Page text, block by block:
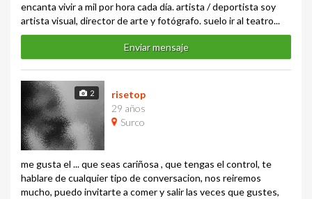
encanta vivir a mil por hora cada día. artista / deportista soy
artista visual, director de arte y fotógrafo. suelo ir al teatro...
Enviar mensaje
2
risetop
29 años
Surco
me gusta el ... que seas cariñosa , que tengas el control, te
hablare de cualquier tipo de conversacion, nos reiremos
mucho, puedo invitarte a comer y salir las veces que gustes,